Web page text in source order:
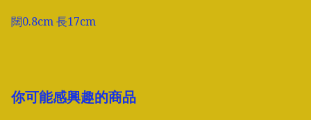
闊0.8cm 長17cm
你可能感興趣的商品